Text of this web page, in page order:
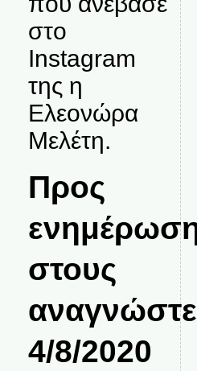
στο
Instagram
της η
Ελεονώρα
Μελέτη.
Προς
στους
4/8/2020